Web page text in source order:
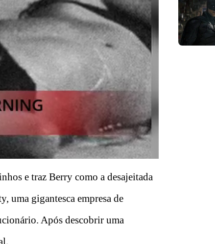
e traz Berry como a desajeitada
uma gigantesca empresa de
Após descobrir uma